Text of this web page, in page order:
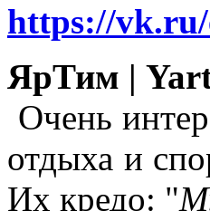
https://vk.ru/
ЯрТим |
Очень
отдыха и
Их кредо: "